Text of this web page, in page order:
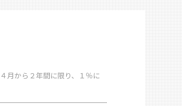
月から２年間に限り、１％に